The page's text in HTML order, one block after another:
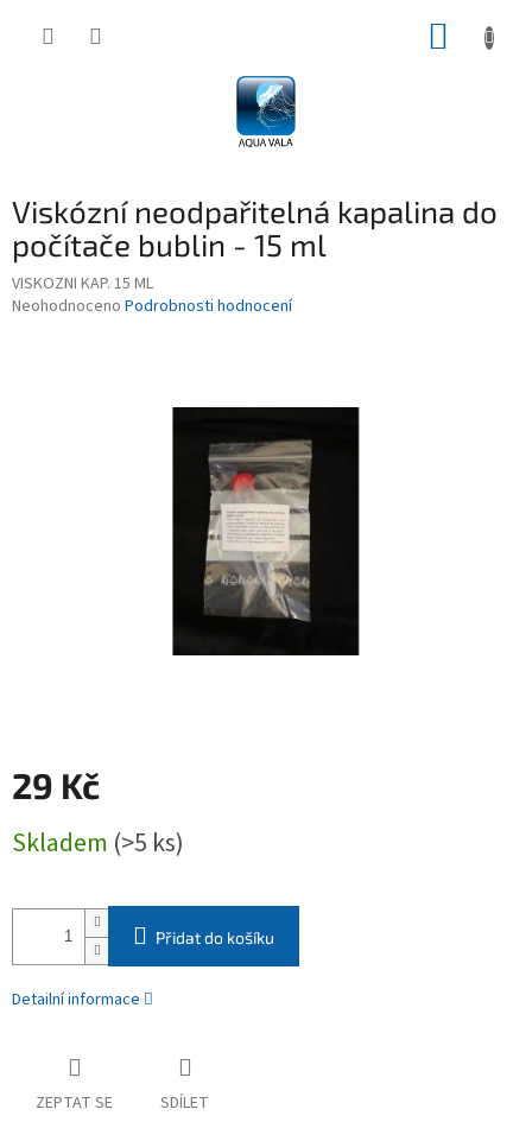
Viskózní neodpařitelná kapalina do
počítače bublin - 15 ml
VISKOZNI KAP. 15 ML
Průměrné
Neohodnoceno Podrobnosti hodnocení
29 Kč
cena:
Skladem (>5 ks)
Přidat do košíku
Detailní informace
ZEPTAT SE SDÍLET